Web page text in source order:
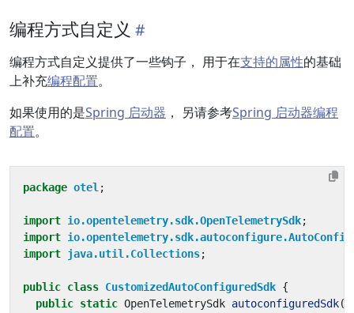
编程方式自定义
编程方式自定义提供了一些钩子， 用于在支持的属性的基础
上补充编程配置。
如果使用的是Spring 启动器 ， 另请参考Spring 启动器编程
配置。
package otel ;
import io.opentelemetry.sdk.OpenTelemetrySdk;
import
import java.util.Collections;
public class CustomizedAutoConfiguredSdk {
public static OpenTelemetrySdk autoconfiguredSdk()